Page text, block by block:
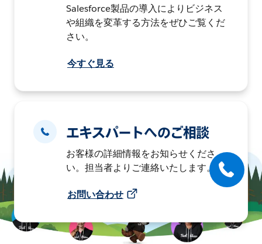
Salesforce製品の導入によりビジネス
や組織を変革する方法をぜひご覧くだ
さい。
今すぐ見る
エキスパートへのご相談
お客様の詳細情報をお知らせくださ
い。担当者よりご連絡いたします。
お問い合わせ